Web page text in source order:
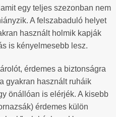
egy teljes szezonban nem
A felszabaduló helyet
használt holmik kapják
is kényelmesebb lesz.
érdemes a biztonságra
gyakran használt ruháik
önállóan is elérjék. A kisebb
érdemes külön